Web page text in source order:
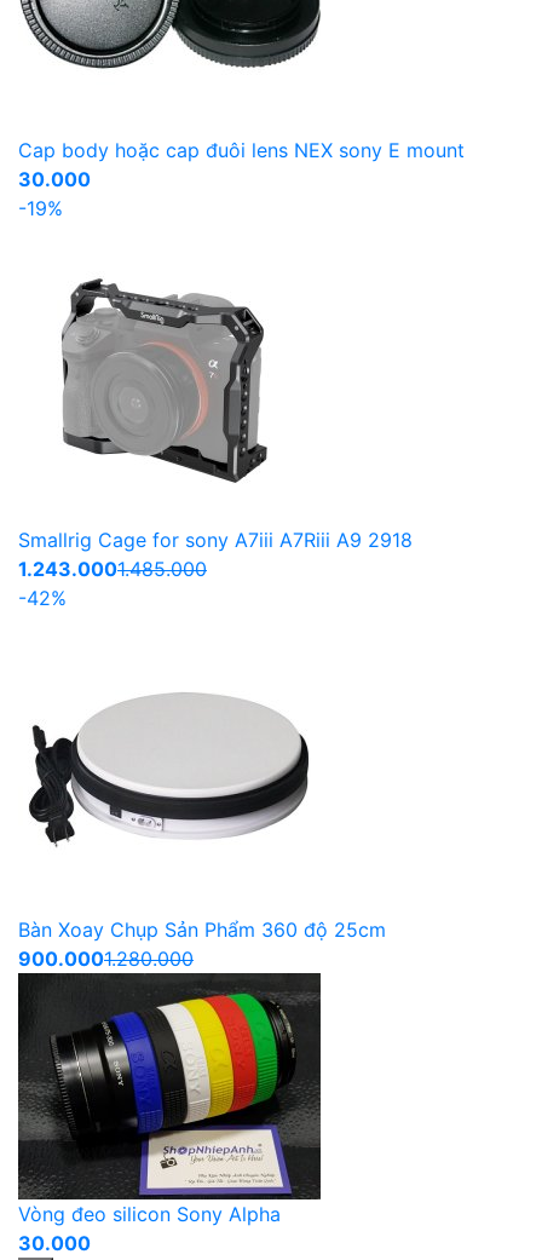
Cap body hoặc cap đuôi lens NEX sony E mount
30.000
-19%
Smallrig Cage for sony A7iii A7Riii A9 2918
1.243.0001.485.000
-42%
Bàn Xoay Chụp Sản Phẩm 360 độ 25cm
900.0001.280.000
Vòng đeo silicon Sony Alpha
30.000